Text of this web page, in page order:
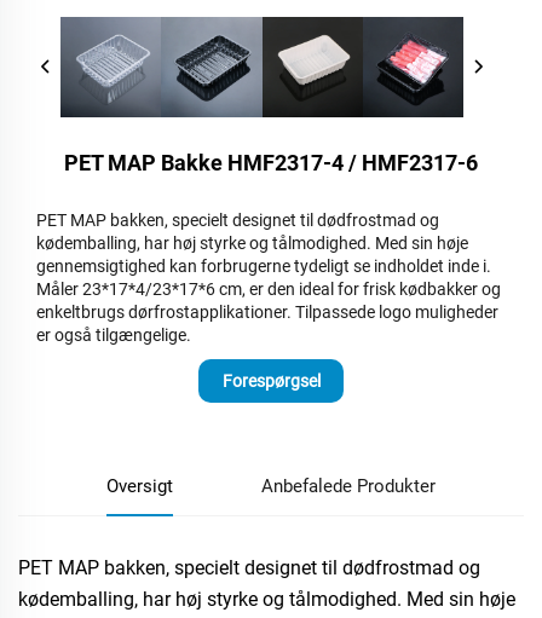
PET MAP Bakke HMF2317-4 / HMF2317-6
PET MAP bakken, specielt designet til dødfrostmad og
kødemballing, har høj styrke og tålmodighed. Med sin høje
gennemsigtighed kan forbrugerne tydeligt se indholdet inde i.
Måler 23*17*4/23*17*6 cm, er den ideal for frisk kødbakker og
enkeltbrugs dørfrostapplikationer. Tilpassede logo muligheder
er også tilgængelige.​
Forespørgsel
Oversigt Anbefalede Produkter
PET MAP bakken, specielt designet til dødfrostmad og
kødemballing, har høj styrke og tålmodighed. Med sin høje